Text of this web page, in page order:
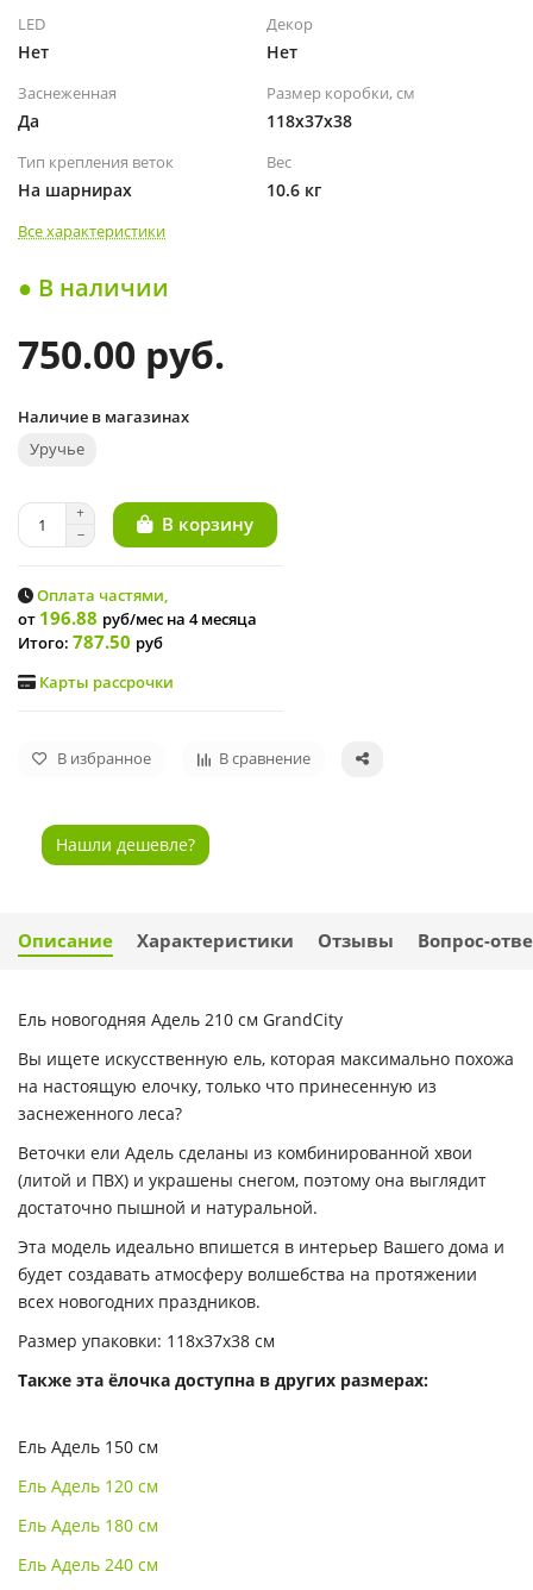
LED
Нет
Декор
Нет
Заснеженная
Да
Размер коробки, см
118x37x38
Тип крепления веток
На шарнирах
Вес
10.6 кг
Все характеристики
● В наличии
750.00 руб.
Наличие в магазинах
Уручье
В корзину
Оплата частями,
от 196.88 руб/мес на 4 месяца
Итого: 787.50 руб
Карты рассрочки
В избранное В сравнение
Нашли дешевле?
Описание Характеристики Отзывы Вопрос-
Ель новогодняя Адель 210 см GrandCity
Вы ищете искусственную ель, которая максимально похожа
на настоящую елочку, только что принесенную из
заснеженного леса?
Веточки ели Адель сделаны из комбинированной хвои
(литой и ПВХ) и украшены снегом, поэтому она выглядит
достаточно пышной и натуральной.
Эта модель идеально впишется в интерьер Вашего дома и
будет создавать атмосферу волшебства на протяжении
всех новогодних праздников.
Размер упаковки: 118x37x38 см
Также эта ёлочка доступна в других размерах:
Ель Адель 150 см
Ель Адель 120 см
Ель Адель 180 см
Ель Адель 240 см